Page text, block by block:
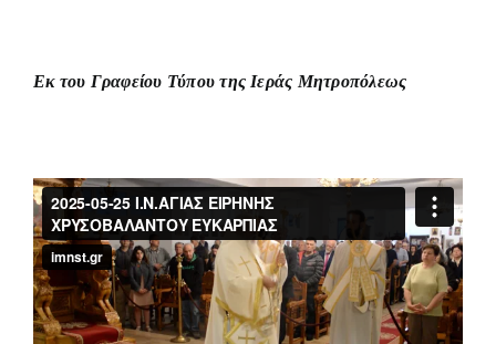
Εκ του Γραφείου Τύπου της Ιεράς Μητροπόλεως